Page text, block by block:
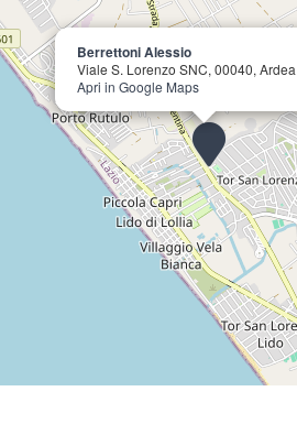
Berrettoni Alessio
Viale S. Lorenzo SNC, 00040,
Apri in Google Maps